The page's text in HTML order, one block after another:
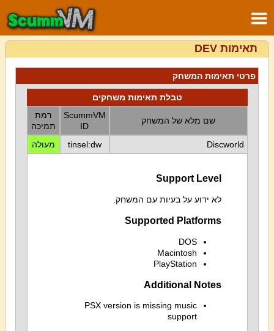
תאימות DEV
פרטי תאימות המשחק
טבלת תאימות משחקים
שם מלא של המשחק
ScummVM
ID
רמת
תמיכה
Discworld
tinsel:dw מעולה
Support Level
לא ידוע על בעיות עם המשחק.
Supported Platforms
DOS
Macintosh
PlayStation
Additional Notes
PSX version is missing music
support